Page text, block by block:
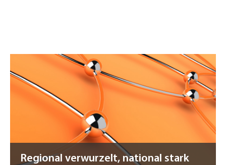
Regional verwurzelt, national stark